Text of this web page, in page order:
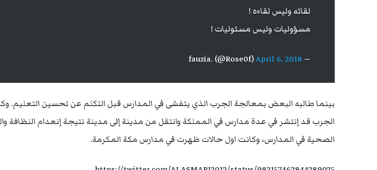
لقائه وليس لقاءه !
مسؤوليات وليس مسئوليات !
— fauzia. (@Rose0f)
April 6, 2018
بينما طالبه البعض بمعالجة الجرب الذي يتفشى في المدارس قبل التكلم عن تحسين التعليم.
الجرب قد إنتشر في عدة مدارس في المملكة وانتقل من مدينة إلى مدينة نتيجة إنعدام النظافة
الصحية في المدارس، وكانت اول حالات ظهرت في مدارس مكة المكرمة.